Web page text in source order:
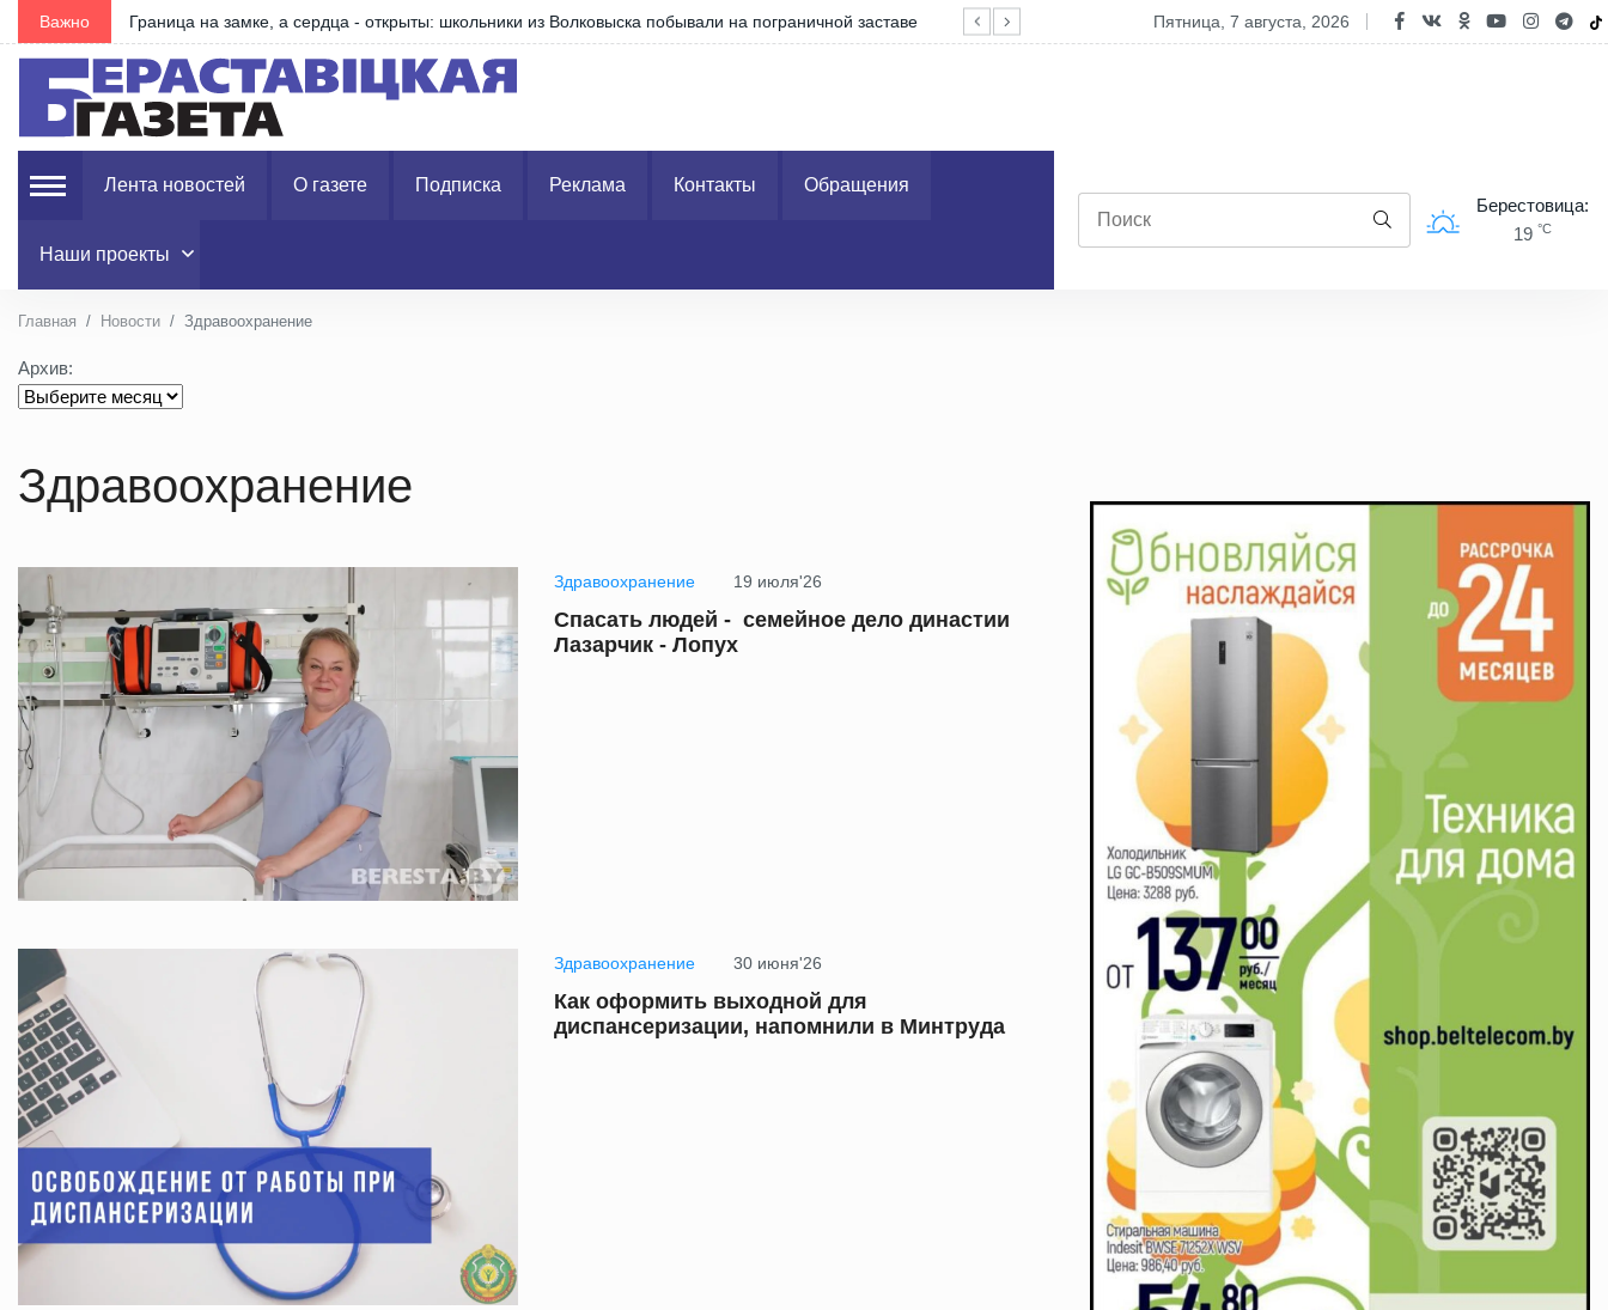
Важно Что изменилось в правилах получения пособия по уходу На полях Берестовицкого района чествовали лидеров уборочной
пятница, 7 августа, 2026
Лента новостей О газете Подписка Реклама Контакты Обращения
Наши проекты
Берестовица:
19 °C
Главная Новости Здравоохранение
Архив:
Здравоохранение
Здравоохранение 19 июля'26
Спасать людей - семейное дело династии
Лазарчик - Лопух
Здравоохранение 30 июня'26
Как оформить выходной для
диспансеризации, напомнили в Минтруда